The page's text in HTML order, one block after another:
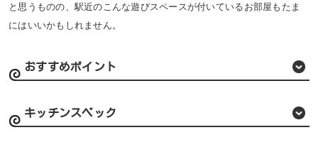
と思うものの、駅近のこんな遊びスペースが付いているお部屋もたま
にはいいかもしれません。
おすすめポイント
キッチンスペック